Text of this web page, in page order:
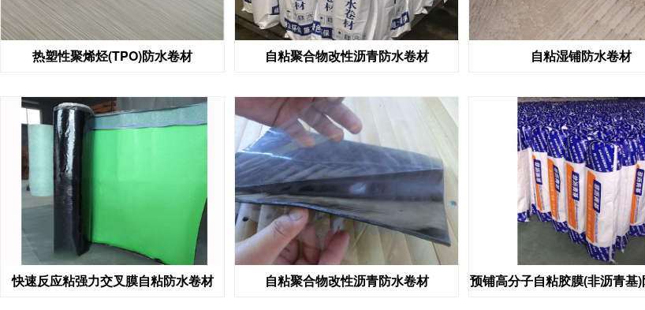
热塑性聚烯烃(TPO)防水卷材 自粘聚合物改性沥青防水卷材 自粘湿铺防水卷材
快速反应粘强力交叉膜自粘防水卷材 自粘聚合物改性沥青防水卷材 预铺高分子自粘胶膜(非沥青基